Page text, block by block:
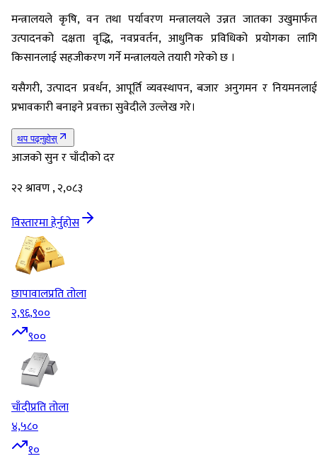
मन्त्रालयले कृषि, वन तथा पर्यावरण मन्त्रालयले उन्नत जातका उखुमार्फत
उत्पादनको दक्षता वृद्धि, नवप्रवर्तन, आधुनिक प्रविधिको प्रयोगका लागि
किसानलाई सहजीकरण गर्ने मन्त्रालयले तयारी गरेको छ ।
यसैगरी, उत्पादन प्रवर्धन, आपूर्ति व्यवस्थापन, बजार अनुगमन र नियमनलाई
प्रभावकारी बनाइने प्रवक्ता सुवेदीले उल्लेख गरे।
थप पढ्नुहोस्
आजको सुन र चाँदीको दर
२२ श्रावण , २,०८३
विस्तारमा हेर्नुहोस
छापावालप्रति तोला
२,९६,९००
९००
चाँदीप्रति तोला
४,५८०
१०